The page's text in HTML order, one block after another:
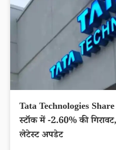
Tata Technologies
स्टॉक में -2.60% की
लेटेस्ट अपडेट